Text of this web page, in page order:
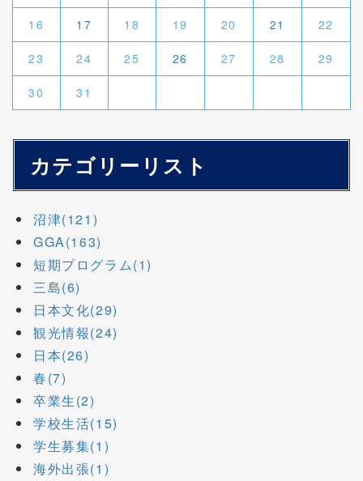
16 17 18 19 20 21 22
23 24 25 26 27 28 29
30 31
カテゴリーリスト
沼津(121)
GGA(163)
短期プログラム(1)
三島(6)
日本文化(29)
観光情報(24)
日本(26)
春(7)
卒業生(2)
学校生活(15)
学生募集(1)
海外出張(1)